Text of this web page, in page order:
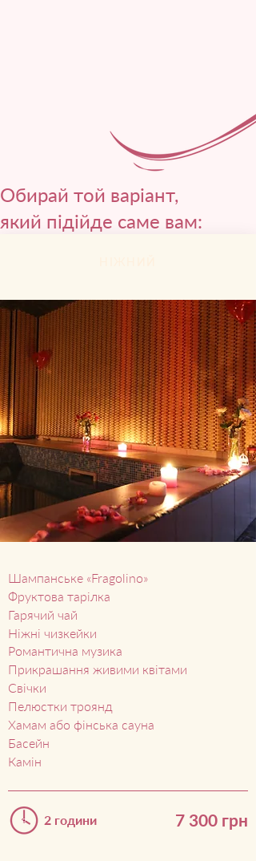
Обирай той варіант,
який підійде саме вам:
Шампанське «Fragolino»
Фруктова тарілка
Гарячий чай
Ніжні чизкейки
Романтична музика
Прикрашання живими квітами
Свічки
Пелюстки троянд
Хамам або фінська сауна
Басейн
Камін
2 години 7 300 грн